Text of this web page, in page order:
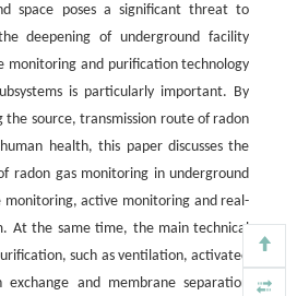
space poses a significant threat to
deepening of underground facility
monitoring and purification technology
is particularly important. By
the source, transmission route of radon
health, this paper discusses the
radon gas monitoring in underground
monitoring, active monitoring and real-
At the same time, the main technical
such as ventilation, activated
and membrane separation